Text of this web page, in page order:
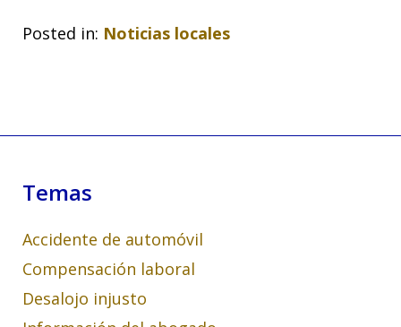
Posted in: Noticias locales
Temas
Accidente de automóvil
Compensación laboral
Desalojo injusto